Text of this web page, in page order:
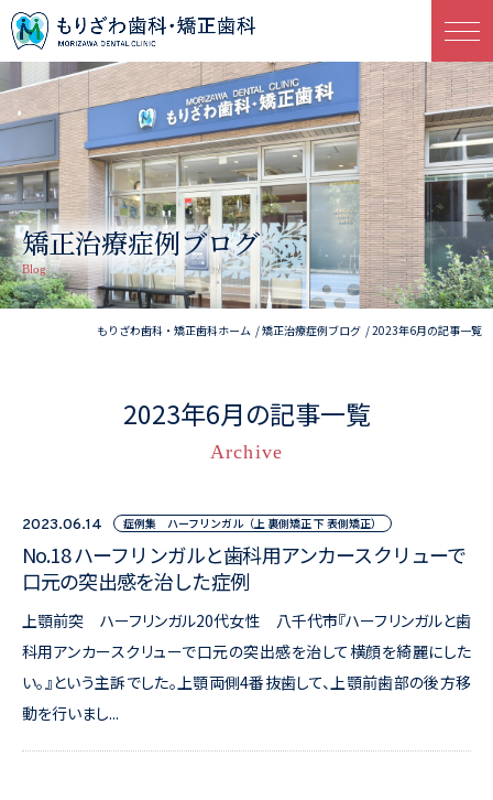
矯正治療症例ブログ
Blog
もりざわ歯科・矯正歯科ホーム 矯正治療症例ブログ 2023年6月の記事一覧
2023年6月の記事一覧
Archive
2023.06.14 症例集 ハーフリンガル（上 裏側矯正 下 表側矯正）
No.18 ハーフリンガルと歯科用アンカースクリューで
口元の突出感を治した症例
上顎前突 ハーフリンガル20代女性 八千代市『ハーフリンガルと歯
科用アンカースクリューで口元の突出感を治して横顔を綺麗にした
い。』という主訴でした。上顎両側4番抜歯して、上顎前歯部の後方移
動を行いまし...